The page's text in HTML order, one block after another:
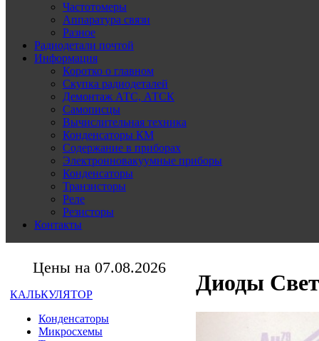
Частотомеры
Аппаратура связи
Разное
Радиодетали почтой
Информация
Коротко о главном
Скупка радиодеталей
Демонтаж АТС, АТСК
Самописцы
Вычислительная техника
Конденсаторы КМ
Содержание в приборах
Электронновакуумные приборы
Конденсаторы
Транзисторы
Реле
Резисторы
Контакты
Цены на 07.08.2026
КАЛЬКУЛЯТОР
Конденсаторы
Микросхемы
Диоды